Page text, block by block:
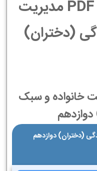
انسانی 1404-1405 | PDF مدیریت
(دختران)
خانواده و سبک
(دختران) دوازدهم